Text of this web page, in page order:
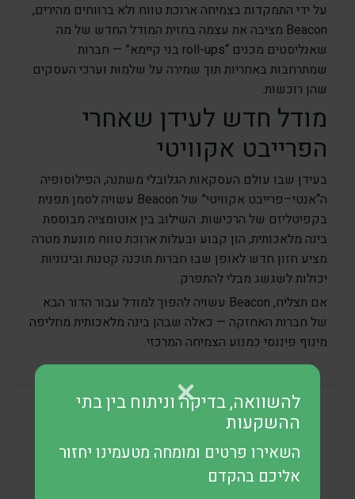
על ידי התמקדות בצמיחה ארוכת טווח ולא ברווחים מהירים,
Beacon מציבה את עצמה בחזית המודל החדש של מה
שאנליסטים מכנים “roll-ups בני קיימא” — חברות
שמתרחבות באחריות תוך שמירה על שלמות וערכי העסקים
שהן רוכשות.
מודל חדש לעידן שאחרי
הפרייבט אקוויטי
בעידן שבו עולם העסקאות הגלובלי משתנה, הפילוסופיה
ה“אנטי–פרייבט אקוויטי” של Beacon עשויה לסמן תפנית
בקפיטליזם של הרכישות. השילוב בין אוטומציה מבוססת
בינה מלאכותית, הון קבוע ובעלות ארוכת טווח מונעת מטרה
מציע חזון חדש לאופן שבו חברות תוכנה קטנות ובינוניות
יכולות לשגשג מבלי להתפרק.
אם תצליח, Beacon עשויה להפוך למודל עבור הדור הבא
של חברות האחזקה — כאלה שבהן בינה מלאכותית מחליפה
מינוף פיננסי כמנוע הצמיחה המרכזי.
להשוואה, בדיקה וניתוח בין בתי
השאירו פרטים ומומחה מטעמינו יחזור אליכם בהקדם
להשוואה, בדיקה וניתוח בין בתי
ההשקעות
השאירו פרטים ומומחה מטעמינו יחזור
אליכם בהקדם